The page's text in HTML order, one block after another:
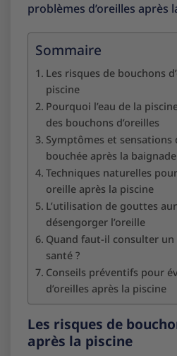
problèmes d’oreilles après
Sommaire
Les risques de bouchons
piscine
Pourquoi l’eau de la
des bouchons d’oreilles
Symptômes et sensations
bouchée après la baignade
Techniques naturelles
oreille après la piscine
L’utilisation de gouttes
désengorger l’oreille
Quand faut-il consulter
santé ?
Conseils préventifs pour
d’oreilles après la piscine
Les risques de
après la piscine